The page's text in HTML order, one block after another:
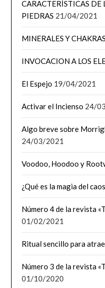
CARACTERÍSTICAS DE
PIEDRAS 21/04/2021
MINERALES Y CHAKRAS
INVOCACION A LOS
El Espejo 19/04/2021
Activar el Incienso 24/
Algo breve sobre
24/03/2021
Voodoo, Hoodoo y
¿Qué es la magia del
Número 4 de la revista
01/02/2021
Ritual sencillo para
Número 3 de la revista
01/10/2020